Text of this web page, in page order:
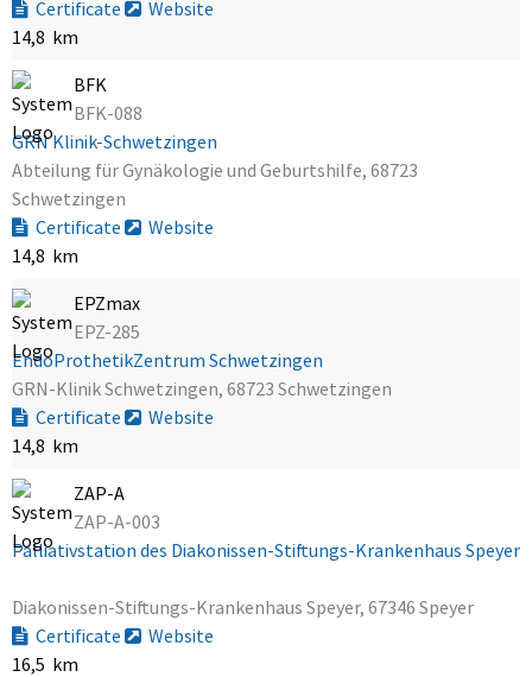
Certificate
Website
14,8 km
BFK
BFK-088
GRN Klinik-Schwetzingen
Abteilung für Gynäkologie und Geburtshilfe, 68723
Schwetzingen
Certificate
Website
14,8 km
EPZmax
EPZ-285
EndoProthetikZentrum Schwetzingen
GRN-Klinik Schwetzingen, 68723 Schwetzingen
Certificate
Website
14,8 km
ZAP-A
ZAP-A-003
Palliativstation des Diakonissen-Stiftungs-Krankenhaus Speyer
Diakonissen-Stiftungs-Krankenhaus Speyer, 67346 Speyer
Certificate
Website
16,5 km